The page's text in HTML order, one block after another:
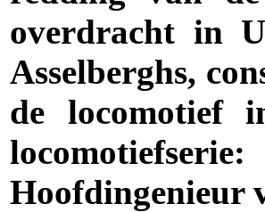
overdracht in
Asselberghs,
de locomotief
Hoofdingenieur